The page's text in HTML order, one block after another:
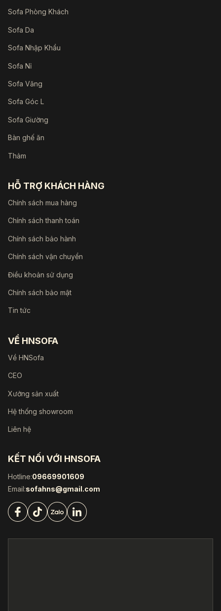
Sofa Phòng Khách
Sofa Da
Sofa Nhập Khẩu
Sofa Nỉ
Sofa Văng
Sofa Góc L
Sofa Giường
Bàn ghế ăn
Thảm
HỖ TRỢ KHÁCH HÀNG
Chính sách mua hàng
Chính sách thanh toán
Chính sách bảo hành
Chính sách vận chuyển
Điều khoản sử dụng
Chính sách bảo mật
Tin tức
VỀ HNSOFA
Về HNSofa
CEO
Xưởng sản xuất
Hệ thống showroom
Liên hệ
KẾT NỐI VỚI HNSOFA
Hotline:09669901609
Email:sofahns@gmail.com